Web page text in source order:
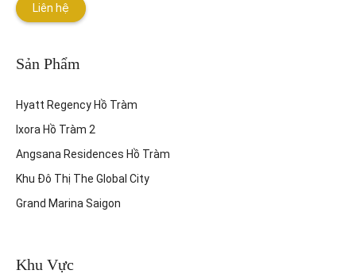
Liên hệ
Sản Phẩm
Hyatt Regency Hồ Tràm
Ixora Hồ Tràm 2
Angsana Residences Hồ Tràm
Khu Đô Thị The Global City
Grand Marina Saigon
Khu Vực